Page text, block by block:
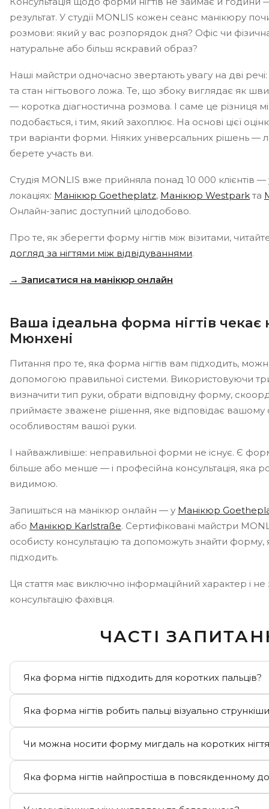
результат. У студії MONLIS кожен сеанс манікюру
розмови: який у вас розпорядок дня? Офіс чи
натуральне або більш яскравий образ?
Наші майстри одночасно звертають увагу на дві
та стан нігтьового ложа. Те, що збоку виглядає як
— коротка діагностична розмова. І саме це різниця
подобається, і тим, який захоплює. На основі цієї
три варіанти форми. Ніяких універсальних рішень —
берете участь ви.
Студія MONLIS вже прийняла понад 10 000 клієнтів
локаціях: Манікюр Goetheplatz, Манікюр Westpark та
Онлайн-запис доступний цілодобово.
Про те, як зберегти форму нігтів між візитами,
догляд за нігтями між відвідуваннями.
→ Записатися на манікюр онлайн
Ваша ідеальна форма нігтів чекає
Мюнхені
Питання про те, яка форма нігтів вам підходить,
допомогою правильної системи. Використовуючи
визначити тип руки, обрати відповідну форму,
приймаєте зважене рішення, яке відповідає вашому
особливостям вашої руки.
І найважливіше: неправильної форми не існує. Є
більше або менше — і професійна консультація, яка
видимою.
Запишіться на манікюр онлайн — у Манікюр
або Манікюр Karlstraße. Сертифіковані майстри
особисту консультацію та допоможуть знайти форму,
підходить.
Ця стаття має виключно інформаційний характер і не
консультацію фахівця.
ЧАСТІ
Яка форма нігтів підходить для коротких пальців?
акцентувати ширину пальця.
Яка форма нігтів робить пальці візуально
залишається більш нейтральним.
Чи можна носити форму мигдаль на коротких
Яка форма нігтів найпростіша в повсякденному